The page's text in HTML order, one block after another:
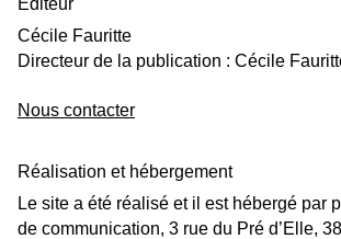
Éditeur
Cécile Fauritte
Directeur de la publication : Cécile
Nous contacter
Réalisation et hébergement
Le site a été réalisé et il est hébergé par
de communication, 3 rue du Pré d’Elle,